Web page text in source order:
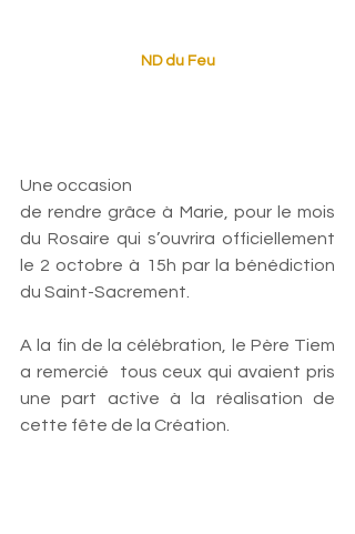
ND du Feu
Une occasion
de rendre grâce à Marie, pour le mois
du Rosaire qui s’ouvrira officiellement
le 2 octobre à 15h par la bénédiction
du Saint-Sacrement.
A la fin de la célébration, le Père Tiem
a remercié  tous ceux qui avaient pris
une part active à la réalisation de
cette fête de la Création.